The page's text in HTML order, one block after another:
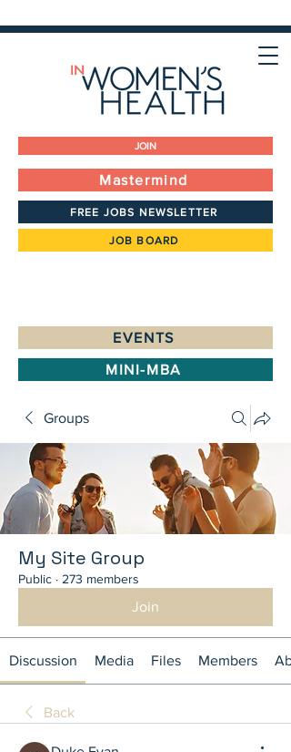
JOIN
Mastermind
FREE JOBS NEWSLETTER
JOB BOARD
EVENTS
MINI-MBA
Groups
My Site Group
Public · 273 members
Join
Discussion Media Files Members
Back